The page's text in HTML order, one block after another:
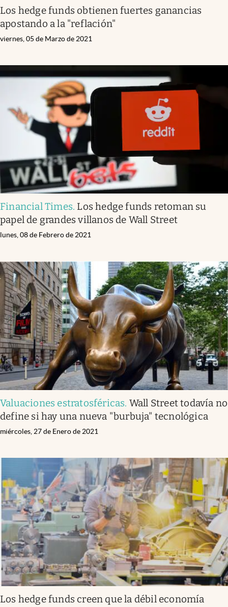
Los hedge funds obtienen fuertes ganancias
apostando a la "reflación"
viernes, 05 de Marzo de 2021
Financial Times. Los hedge funds retoman su
papel de grandes villanos de Wall Street
lunes, 08 de Febrero de 2021
Valuaciones estratosféricas. Wall Street todavía no
define si hay una nueva "burbuja" tecnológica
miércoles, 27 de Enero de 2021
Los hedge funds creen que la débil economía